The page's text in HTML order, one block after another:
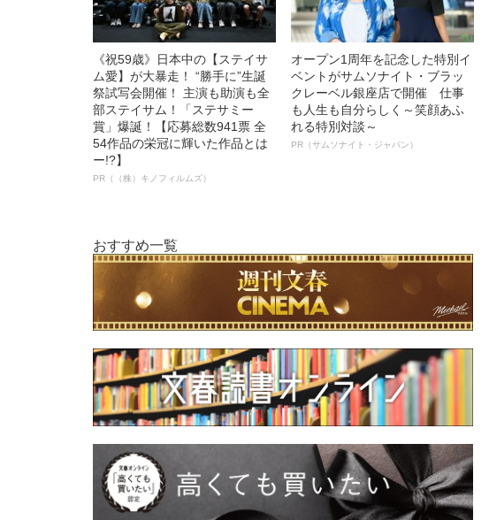
《祝59歳》日本中の【ステイサ
ム愛】が大暴走！ “勝手に”生誕
祭試写会開催！ 主演も助演も全
部ステイサム！「ステサミー
賞」爆誕！【応募総数941票 全
54作品の栄冠に輝いた作品とは
ー!?】
PR（（株）キノフィルムズ）
オープン1周年を記念した特別イ
ベントがサムソナイト・ブラッ
クレーベル銀座店で開催 仕事
も人生も自分らしく～笑顔あふ
れる特別対談～
PR（サムソナイト・ジャパン）
おすすめ一覧